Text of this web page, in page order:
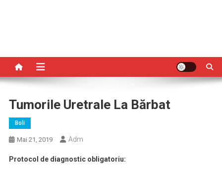
Tumorile Uretrale La Bărbat
Boli
Mai 21, 2019 Adm
Protocol de diagnostic obligatoriu: